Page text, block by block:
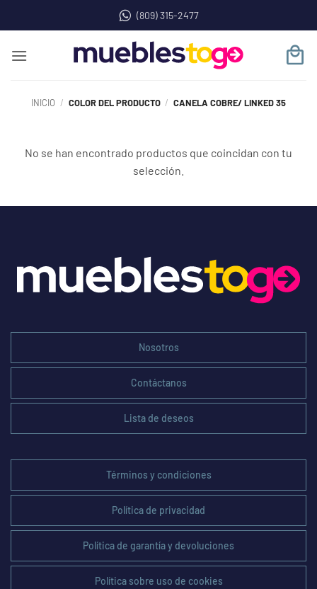
(809) 315-2477
INICIO / COLOR DEL PRODUCTO / CANELA COBRE/ LINKED 35
No se han encontrado productos que coincidan con tu
selección.
Nosotros
Contáctanos
Lista de deseos
Términos y condiciones
Política de privacidad
Política de garantía y devoluciones
Política sobre uso de cookies